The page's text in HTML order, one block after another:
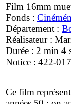
Film 16mm
Fonds :
Département :
Réalisateur :
Durée : 2 min 4
Notice : 422-017
Ce film